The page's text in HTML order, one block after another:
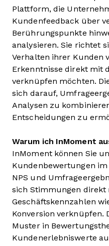
Plattform, die
Kundenfeedback über
Berührungspunkte
analysieren. Sie richtet
Verhalten ihrer Kunden
Erkenntnisse direkt mit
verknüpfen möchten.
sich darauf,
Analysen zu
Entscheidungen zu
Warum ich InMoment
InMoment können Sie
Kundenbewertungen im
NPS und
sich Stimmungen
Geschäftskennzahlen
Konversion verknüpfen.
Muster in
Kundenerlebniswerte